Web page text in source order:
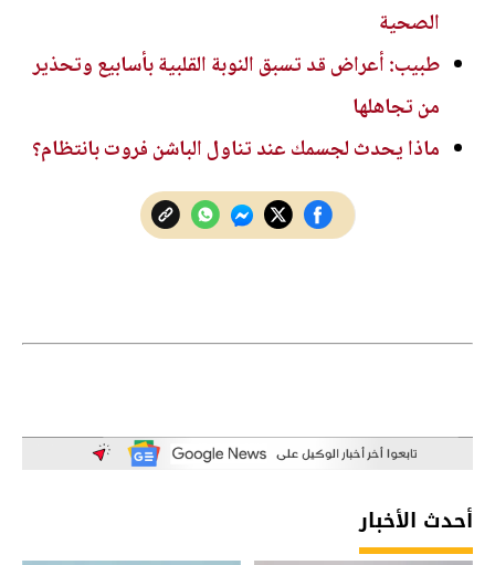
الصحية
طبيب: أعراض قد تسبق النوبة القلبية بأسابيع وتحذير
من تجاهلها
ماذا يحدث لجسمك عند تناول الباشن فروت بانتظام؟
أحدث الأخبار